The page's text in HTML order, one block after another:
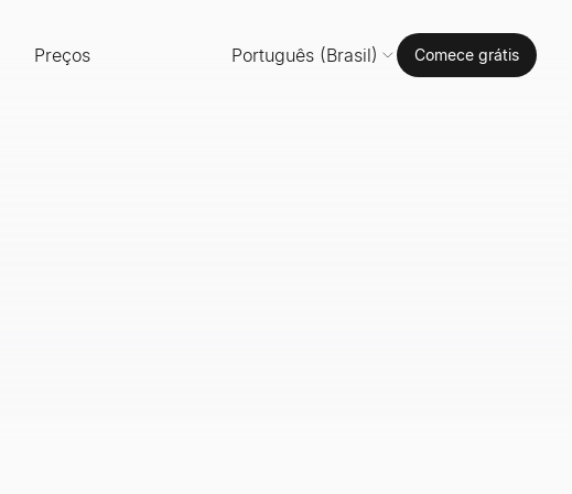
Preços Português (Brasil) Comece grátis